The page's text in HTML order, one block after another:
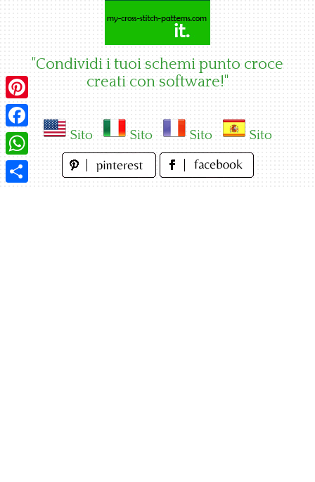
"Condividi i tuoi schemi punto croce
creati con software!"
Sito Sito Sito Sito
Pinterest
Facebook
WhatsApp